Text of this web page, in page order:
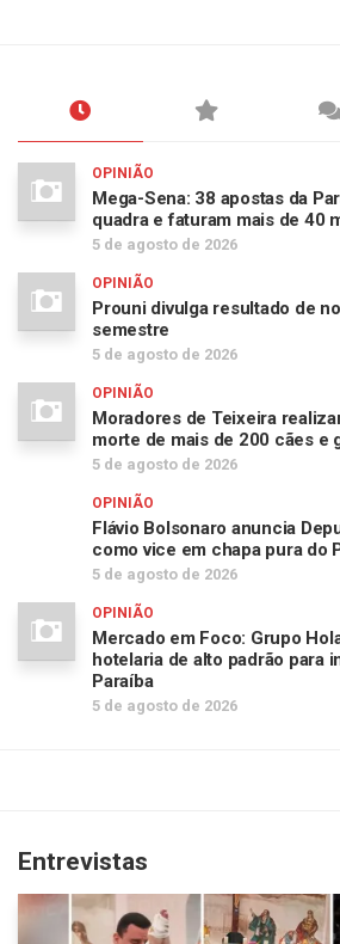
OPINIÃO
Mega-Sena: 38 apostas da
quadra e faturam mais de 40
5 de agosto de 2026
OPINIÃO
Prouni divulga resultado de
semestre
5 de agosto de 2026
OPINIÃO
Moradores de Teixeira
morte de mais de 200 cães e
5 de agosto de 2026
OPINIÃO
Flávio Bolsonaro anuncia
como vice em chapa pura do
5 de agosto de 2026
OPINIÃO
Mercado em Foco: Grupo
hotelaria de alto padrão para
Paraíba
5 de agosto de 2026
Entrevistas